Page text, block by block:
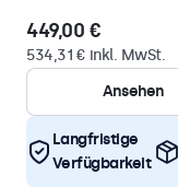
449,00 €
534,31 € inkl. MwSt.
Ansehen
Langfristige
Verfügbarkeit